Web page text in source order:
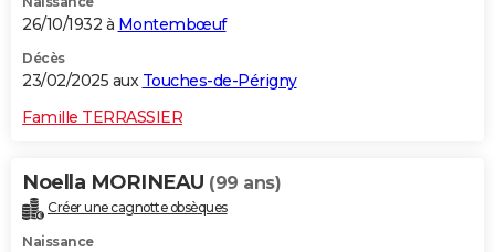
26/10/1932 à Montembœuf
Décès
23/02/2025 aux Touches-de-Périgny
Famille TERRASSIER
Noella MORINEAU (99 ans)
Créer une cagnotte obsèques
Naissance